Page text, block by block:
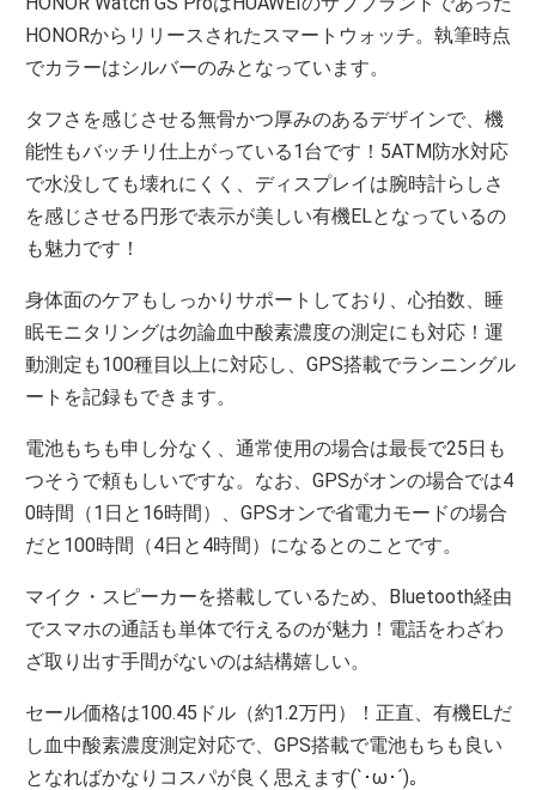
HONORからリリースされたスマートウォッチ。執筆時点
でカラーはシルバーのみとなっています。
タフさを感じさせる無骨かつ厚みのあるデザインで、機
能性もバッチリ仕上がっている1台です！5ATM防水対応
で水没しても壊れにくく、ディスプレイは腕時計らしさ
を感じさせる円形で表示が美しい有機ELとなっているの
も魅力です！
身体面のケアもしっかりサポートしており、心拍数、睡
眠モニタリングは勿論血中酸素濃度の測定にも対応！運
動測定も100種目以上に対応し、GPS搭載でランニングル
ートを記録もできます。
電池もちも申し分なく、通常使用の場合は最長で25日も
つそうで頼もしいですな。なお、GPSがオンの場合では4
0時間（1日と16時間）、GPSオンで省電力モードの場合
だと100時間（4日と4時間）になるとのことです。
マイク・スピーカーを搭載しているため、Bluetooth経由
でスマホの通話も単体で行えるのが魅力！電話をわざわ
ざ取り出す手間がないのは結構嬉しい。
セール価格は100.45ドル（約1.2万円）！正直、有機ELだ
し血中酸素濃度測定対応で、GPS搭載で電池もちも良い
となればかなりコスパが良く思えます(`･ω･´)。